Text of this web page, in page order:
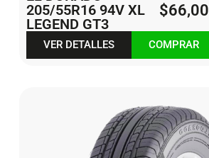
205/55R16 94V XL
LEGEND GT3
$66,00
VER DETALLES COMPRAR